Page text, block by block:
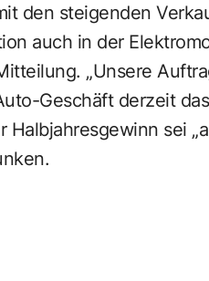
den steigenden
auch in der
„Unsere
Geschäft derzeit
sei